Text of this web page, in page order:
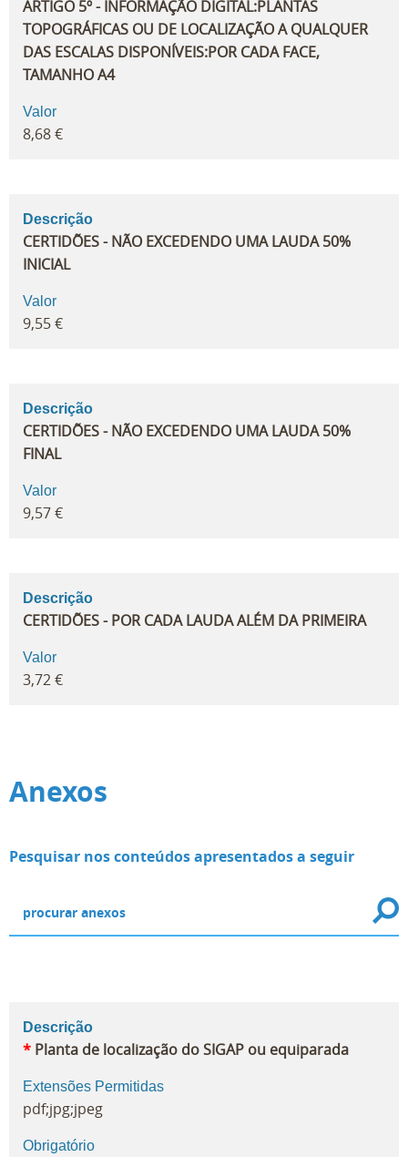
ARTIGO 5º - INFORMAÇÃO DIGITAL:PLANTAS
TOPOGRÁFICAS OU DE LOCALIZAÇÃO A QUALQUER
DAS ESCALAS DISPONÍVEIS:POR CADA FACE,
TAMANHO A4
Valor
8,68 €
Descrição
CERTIDÕES - NÃO EXCEDENDO UMA LAUDA 50%
INICIAL
Valor
9,55 €
Descrição
CERTIDÕES - NÃO EXCEDENDO UMA LAUDA 50%
FINAL
Valor
9,57 €
Descrição
CERTIDÕES - POR CADA LAUDA ALÉM DA PRIMEIRA
Valor
3,72 €
Anexos
Pesquisar nos conteúdos apresentados a seguir
Descrição
* Planta de localização do SIGAP ou equiparada
Extensões Permitidas
pdf;jpg;jpeg
Obrigatório